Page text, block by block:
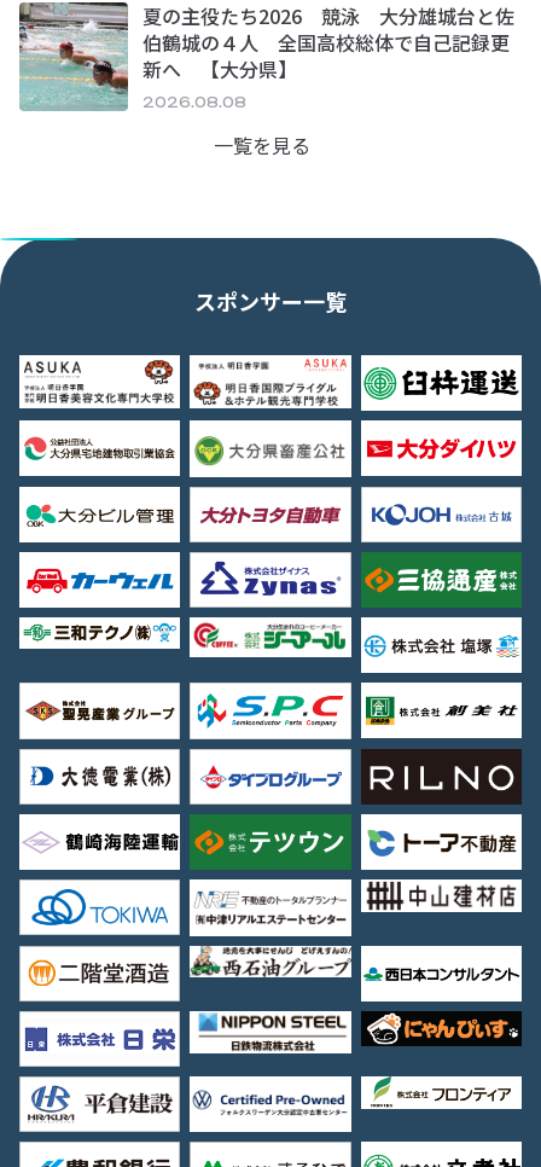
夏の主役たち2026 競泳 大分雄城台と佐
伯鶴城の４人 全国高校総体で自己記録更
新へ 【大分県】
2026.08.08
一覧を見る
スポンサー一覧